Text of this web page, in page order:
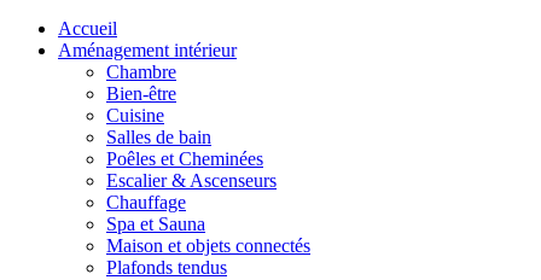
Accueil
Aménagement intérieur
Chambre
Bien-être
Cuisine
Salles de bain
Poêles et Cheminées
Escalier & Ascenseurs
Chauffage
Spa et Sauna
Maison et objets connectés
Plafonds tendus